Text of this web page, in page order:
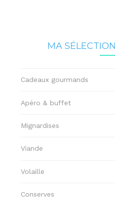
MA
Cadeaux gourmands
Apéro & buffet
Mignardises
Viande
Volaille
Conserves